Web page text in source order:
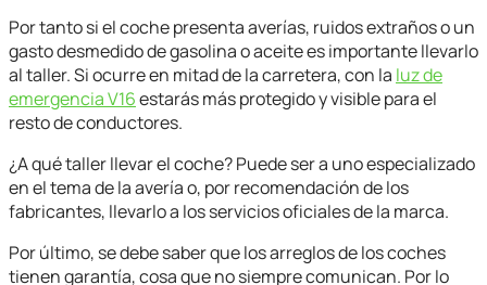
Por tanto si el coche presenta averías, ruidos extraños o un
gasto desmedido de gasolina o aceite es importante llevarlo
al taller. Si ocurre en mitad de la carretera, con la luz de
emergencia V16estarás más protegido y visible para el
resto de conductores.
¿A qué taller llevar el coche? Puede ser a uno especializado
en el tema de la avería o, por recomendación de los
fabricantes, llevarlo a los servicios oficiales de la marca.
Por último, se debe saber que los arreglos de los coches
tienen garantía, cosa que no siempre comunican. Por lo